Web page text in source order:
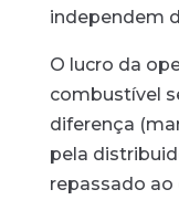
independem
O lucro da
combustível
diferença
pela
repassado